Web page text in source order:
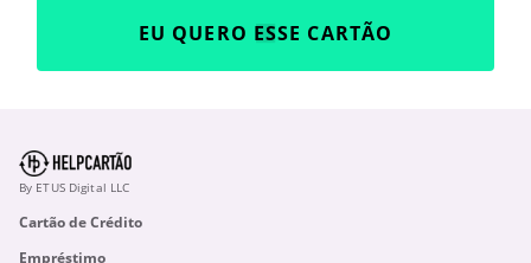
EU QUERO ESSE CARTÃO
By ETUS Digital LLC
Cartão de Crédito
Empréstimo